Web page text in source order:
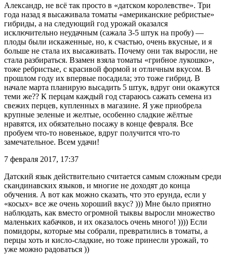
Александр, не всё так просто в «датском королевстве». Три
года назад я высаживала томаты «американские ребристые»
гибриды, а на следующий год урожай оказался
исключительно неудачным (сажала 3-5 штук на пробу) —
плоды были искаженные, но, к счастью, очень вкусные, и я
больше не стала их высаживать. Почему они так выросли, не
стала разбираться. Взамен взяла томаты «грибное лукошко»,
тоже ребристые, с красивой формой и отличным вкусом. В
прошлом году их впервые посадила; это тоже гибрид. В
начале марта планирую высадить 5 штук, вдруг они окажутся
теми же?? К перцам каждый год стараюсь сажать семена из
свежих перцев, купленных в магазине. Я уже приобрела
крупные зеленые и желтые, особенно сладкие жёлтые
нравятся, их обязательно посажу в конце февраля. Все
пробуем что-то новенькое, вдруг получится что-то
замечательное. Всем удачи!
7 февраля 2017, 17:37
Датский язык действительно считается самым сложным среди
скандинавских языков, и многие не доходят до конца
обучения. А вот как можно сказать, что это ерунда, если у
«косых» все же очень хороший вкус? ))) Мне было приятно
наблюдать, как вместо огромной тыквы выросли множество
маленьких кабачков, и их оказалось очень много! )))) Если
помидоры, которые мы собрали, превратились в томаты, а
перцы хоть и кисло-сладкие, но тоже принесли урожай, то
уже можно радоваться ))